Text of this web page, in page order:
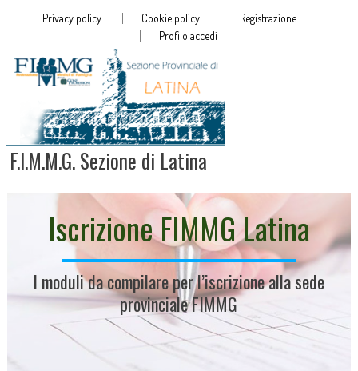
Privacy policy Cookie policy
Registrazione
Profilo accedi
F.I.M.M.G. Sezione di Latina
Iscrizione FIMMG Latina
I moduli da compilare per l’iscrizione alla sede
provinciale FIMMG